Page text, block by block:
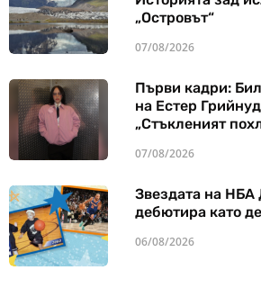
„Островът“
07/08/2026
Първи кадри:
на Естер
„Стъкленият
07/08/2026
Звездата на
дебютира като
06/08/2026